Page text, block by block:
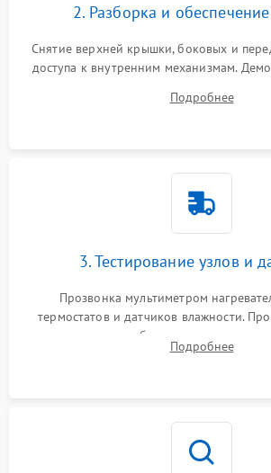
2. Разборка и
Снятие верхней крышки, боковых и
доступа к внутренним механизмам.
Обеспечение свободного доступа к
Подробнее
3. Тестирование узлов и
Прозвонка мультиметром
термостатов и датчиков влажности.
конденсатора, обмоток мотора и
тепловым насосом — диагностика
Подробнее